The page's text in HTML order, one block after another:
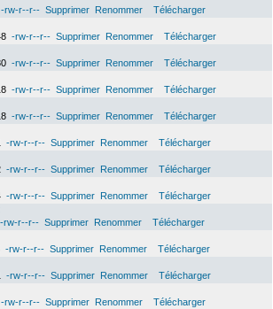
-rw-r--r-- Supprimer Renommer
Télécharger
-rw-r--r-- Supprimer Renommer
Télécharger
-rw-r--r-- Supprimer Renommer
Télécharger
-rw-r--r-- Supprimer Renommer
Télécharger
-rw-r--r-- Supprimer Renommer
Télécharger
-rw-r--r-- Supprimer Renommer
Télécharger
-rw-r--r-- Supprimer Renommer
Télécharger
-rw-r--r-- Supprimer Renommer
Télécharger
-rw-r--r-- Supprimer Renommer
Télécharger
-rw-r--r-- Supprimer Renommer
Télécharger
-rw-r--r-- Supprimer Renommer
Télécharger
-rw-r--r-- Supprimer Renommer
Télécharger